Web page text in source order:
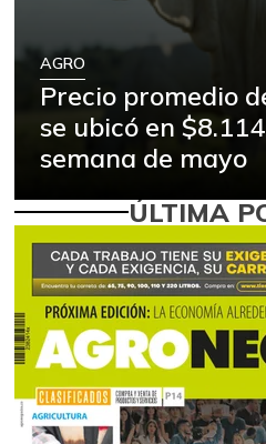
AGRO
Precio promedio
se ubicó en
semana de mayo
ÚLTIMA